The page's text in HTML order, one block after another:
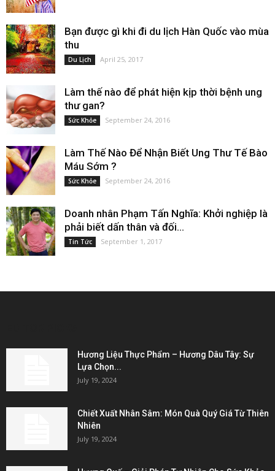
Bạn được gì khi đi du lịch Hàn Quốc vào mùa
thu
Du Lịch April 25, 2017
Làm thế nào để phát hiện kịp thời bệnh ung
thư gan?
Sức Khỏe September 24, 2016
Làm Thế Nào Để Nhận Biết Ung Thư Tế Bào
Máu Sớm ?
Sức Khỏe September 24, 2016
Doanh nhân Phạm Tấn Nghĩa: Khởi nghiệp là
phải biết dấn thân và đối...
Tin Tức September 1, 2017
Hương Liệu Thực Phẩm – Hương Dâu Tây: Sự
Lựa Chọn...
July 19, 2024
Chiết Xuất Nhân Sâm: Món Quà Quý Giá Từ Thiên
Nhiên
July 19, 2024